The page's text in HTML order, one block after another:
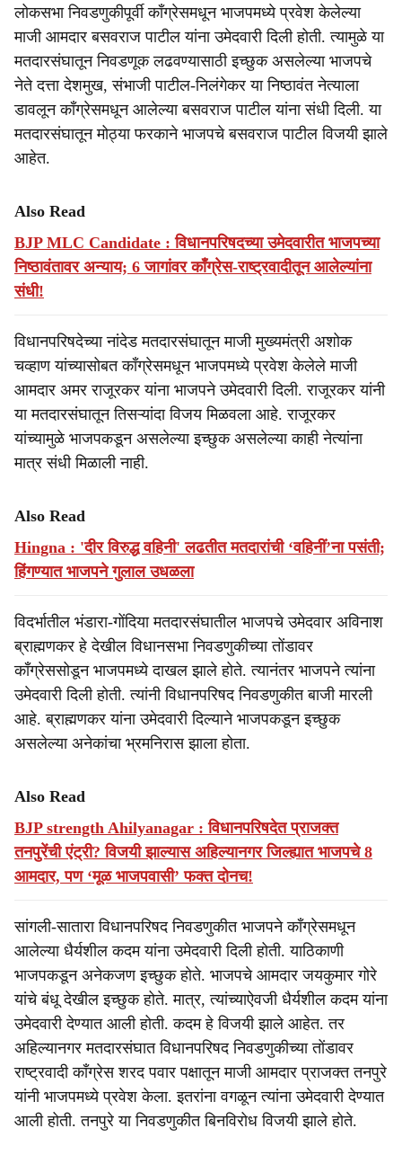
लोकसभा निवडणुकीपूर्वी काँग्रेसमधून भाजपमध्ये प्रवेश केलेल्या
माजी आमदार बसवराज पाटील यांना उमेदवारी दिली होती. त्यामुळे या
मतदारसंघातून निवडणूक लढवण्यासाठी इच्छुक असलेल्या भाजपचे
नेते दत्ता देशमुख, संभाजी पाटील-निलंगेकर या निष्ठावंत नेत्याला
डावलून काँग्रेसमधून आलेल्या बसवराज पाटील यांना संधी दिली. या
मतदारसंघातून मोठ्या फरकाने भाजपचे बसवराज पाटील विजयी झाले
आहेत.
Also Read
BJP MLC Candidate : विधानपरिषदच्या उमेदवारीत भाजपच्या
निष्ठावंतावर अन्याय; 6 जागांवर काँग्रेस-राष्ट्रवादीतून आलेल्यांना
संधी!
विधानपरिषदेच्या नांदेड मतदारसंघातून माजी मुख्यमंत्री अशोक
चव्हाण यांच्यासोबत काँग्रेसमधून भाजपमध्ये प्रवेश केलेले माजी
आमदार अमर राजूरकर यांना भाजपने उमेदवारी दिली. राजूरकर यांनी
या मतदारसंघातून तिसऱ्यांदा विजय मिळवला आहे. राजूरकर
यांच्यामुळे भाजपकडून असलेल्या इच्छुक असलेल्या काही नेत्यांना
मात्र संधी मिळाली नाही.
Also Read
Hingna : 'दीर विरुद्ध वहिनी' लढतीत मतदारांची ‘वहिनीं’ना पसंती;
हिंगण्यात भाजपने गुलाल उधळला
विदर्भातील भंडारा-गोंदिया मतदारसंघातील भाजपचे उमेदवार अविनाश
ब्राह्मणकर हे देखील विधानसभा निवडणुकीच्या तोंडावर
काँग्रेससोडून भाजपमध्ये दाखल झाले होते. त्यानंतर भाजपने त्यांना
उमेदवारी दिली होती. त्यांनी विधानपरिषद निवडणुकीत बाजी मारली
आहे. ब्राह्मणकर यांना उमेदवारी दिल्याने भाजपकडून इच्छुक
असलेल्या अनेकांचा भ्रमनिरास झाला होता.
Also Read
BJP strength Ahilyanagar : विधानपरिषदेत प्राजक्त
तनपुरेंची एंट्री? विजयी झाल्यास अहिल्यानगर जिल्ह्यात भाजपचे 8
आमदार, पण ‘मूळ भाजपवासी’ फक्त दोनच!
सांगली-सातारा विधानपरिषद निवडणुकीत भाजपने काँग्रेसमधून
आलेल्या धैर्यशील कदम यांना उमेदवारी दिली होती. याठिकाणी
भाजपकडून अनेकजण इच्छुक होते. भाजपचे आमदार जयकुमार गोरे
यांचे बंधू देखील इच्छुक होते. मात्र, त्यांच्याऐवजी धैर्यशील कदम यांना
उमेदवारी देण्यात आली होती. कदम हे विजयी झाले आहेत. तर
अहिल्यानगर मतदारसंघात विधानपरिषद निवडणुकीच्या तोंडावर
राष्ट्रवादी काँग्रेस शरद पवार पक्षातून माजी आमदार प्राजक्त तनपुरे
यांनी भाजपमध्ये प्रवेश केला. इतरांना वगळून त्यांना उमेदवारी देण्यात
आली होती. तनपुरे या निवडणुकीत बिनविरोध विजयी झाले होते.